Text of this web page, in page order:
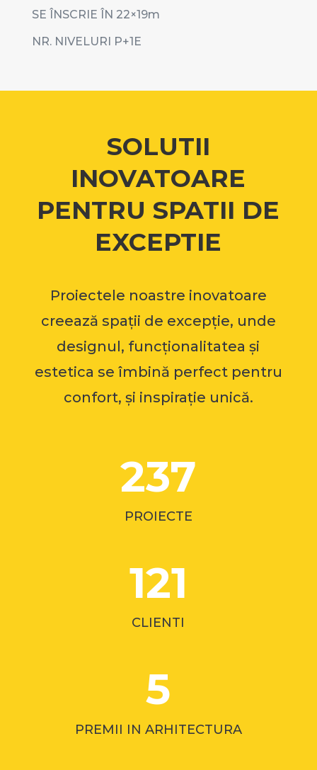
SE ÎNSCRIE ÎN 22×19m
NR. NIVELURI P+1E
SOLUTII
INOVATOARE
PENTRU SPATII DE
EXCEPTIE
Proiectele noastre inovatoare
creează spații de excepție, unde
designul, funcționalitatea și
estetica se îmbină perfect pentru
confort, și inspirație unică.
237
PROIECTE
121
CLIENTI
5
PREMII IN ARHITECTURA